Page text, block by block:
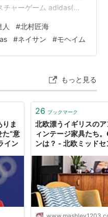
チャーゲーム adidas(ア
ネイサン) Zipster
＆林裕太セレクト商品
ル 優しく温もりにあふ
#北村匠海
#ネイサン #モヘイム
もっと見る
りま
た“意
イン
26 ブックマーク
北欧漂うイギリスの
ィンテージ家具たち
ンは？ - 北欧ミッド